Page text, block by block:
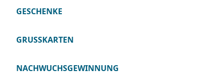
GESCHENKE
GRUSSKARTEN
NACHWUCHSGEWINNUNG